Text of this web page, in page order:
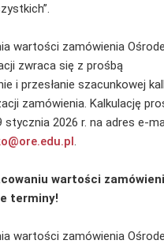
wartości zamówienia
zwraca się z prośbą
i przesłanie szacunkowej
zamówienia. Kalkulację
stycznia 2026 r. na adres e-
.
wartości
terminy!
wartości zamówienia